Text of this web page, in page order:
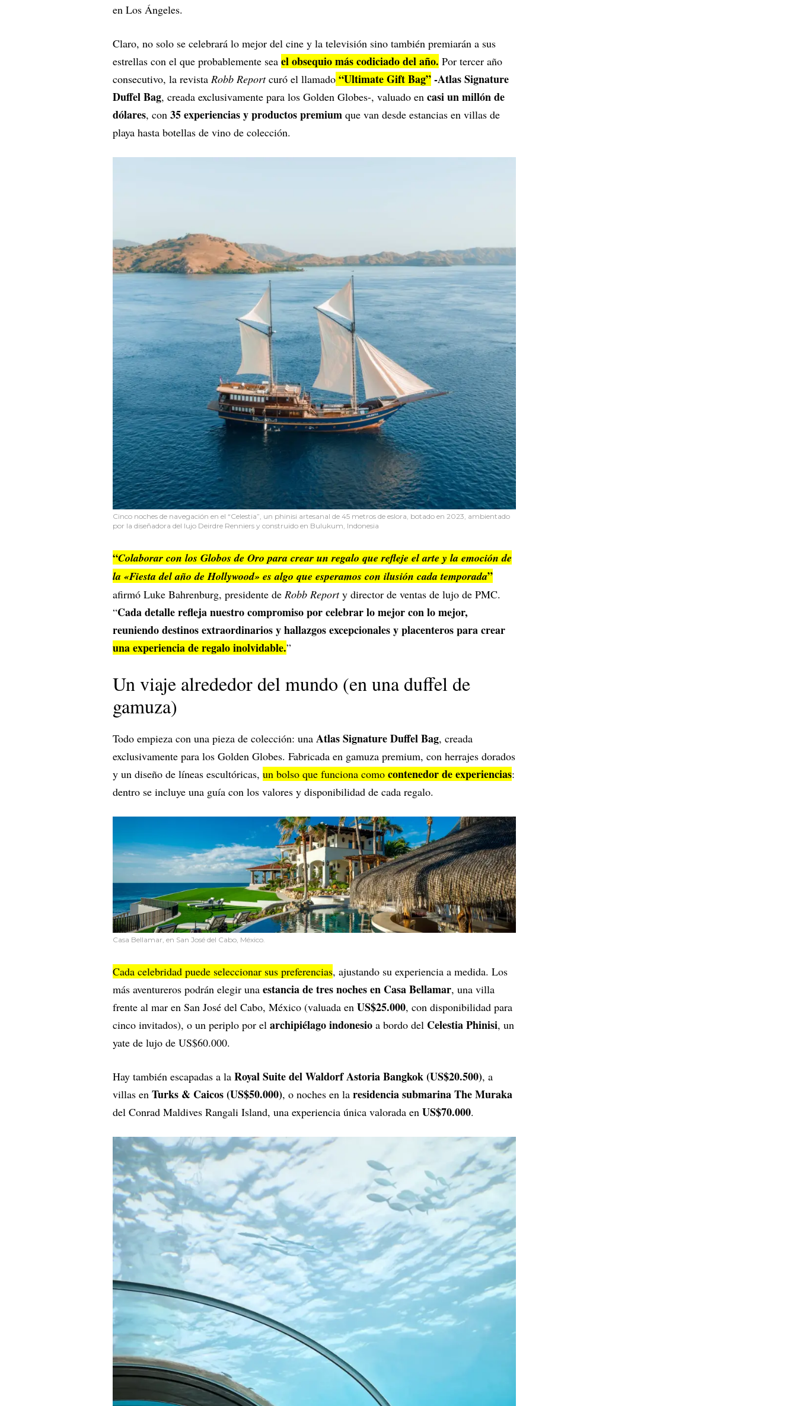
en Los Ángeles.
Claro, no solo se celebrará lo mejor del cine y la televisión sino también premiarán a sus
estrellas con el que probablemente sea el obsequio más codiciado del año. Por tercer año
consecutivo, la revista Robb Reportcuró el llamado “Ultimate Gift Bag”-Atlas Signature
Duffel Bag, creada exclusivamente para los Golden Globes-, valuado en casi un millón de
dólares, con 35 experiencias y productos premium que van desde estancias en villas de
playa hasta botellas de vino de colección.
Cinco noches de navegación en el “Celestia”, un phinisi artesanal de 45 metros de eslora, botado en 2023, ambientado
por la diseñadora del lujo Deirdre Renniers y construido en Bulukum, Indonesia
“Colaborar con los Globos de Oro para crear un regalo que refleje el arte y la emoción de
la «Fiesta del año de Hollywood» es algo que esperamos con ilusión cada temporada”
afirmó Luke Bahrenburg, presidente de Robb Reporty director de ventas de lujo de PMC.
“Cada detalle refleja nuestro compromiso por celebrar lo mejor con lo mejor,
reuniendo destinos extraordinarios y hallazgos excepcionales y placenteros para crear
una experiencia de regalo inolvidable.”
Un viaje alrededor del mundo (en una duffel de
gamuza)
Todo empieza con una pieza de colección: una Atlas Signature Duffel Bag, creada
exclusivamente para los Golden Globes. Fabricada en gamuza premium, con herrajes dorados
y un diseño de líneas escultóricas, un bolso que funciona como contenedor de experiencias:
dentro se incluye una guía con los valores y disponibilidad de cada regalo.
Casa Bellamar, en San José del Cabo, México.
Cada celebridad puede seleccionar sus preferencias, ajustando su experiencia a medida. Los
más aventureros podrán elegir una estancia de tres noches en Casa Bellamar, una villa
frente al mar en San José del Cabo, México (valuada en US$25.000, con disponibilidad para
cinco invitados), o un periplo por el archipiélago indonesio a bordo del Celestia Phinisi, un
yate de lujo de US$60.000.
Hay también escapadas a la Royal Suite del Waldorf Astoria Bangkok (US$20.500), a
villas en Turks & Caicos (US$50.000), o noches en la residencia submarina The Muraka
del Conrad Maldives Rangali Island, una experiencia única valorada en US$70.000.